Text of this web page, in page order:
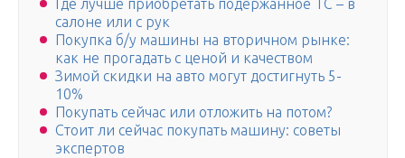
Где лучше приобретать подержанное ТС – в
салоне или с рук
Покупка б/у машины на вторичном рынке:
как не прогадать с ценой и качеством
Зимой скидки на авто могут достигнуть 5-
10%
Покупать сейчас или отложить на потом?
Стоит ли сейчас покупать машину: советы
экспертов